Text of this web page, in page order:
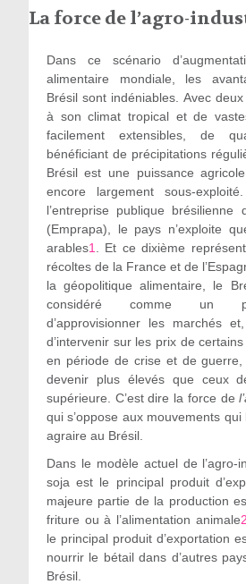
La force de l’agro-
Dans ce scénario
alimentaire mondiale, les
Brésil sont indéniables. Avec
à son climat tropical et de
facilement extensibles, de
bénéficiant de précipitations
Brésil est une puissance
encore largement sous-
l’entreprise publique brésilienne
(Emprapa), le pays n’exploite
arables1
. Et ce dixième
récoltes de la France et de
la géopolitique alimentaire, le
considéré comme un
d’approvisionner les marchés
d’intervenir sur les prix de
en période de crise et de
devenir plus élevés que ceux
supérieure. C’est dire la force del’
qui s’oppose aux mouvements
agraire au Brésil.
Dans le modèle actuel de l’agro-
soja est le principal produit
majeure partie de la production
friture ou à l’alimentation animale2
le principal produit d’exportation
nourrir le bétail dans d’autres
Brésil.